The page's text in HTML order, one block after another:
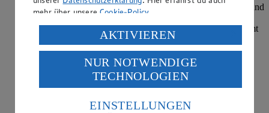
Sie müssen Kohlrabi nur schälen, wenn die Haut sehr fest und
Gemüse nur sorgfältig zu waschen und können es dann samt
Schale verzehren. Kohlrabi schmeckt sowohl roh als auch
gekocht. Das vie…
Wie viel Vitamin C liefern Orangen?
mehr über unsereCookie-Policy.
Verarbeitung deiner personenbezogenen Daten in den
USA durch Facebook und YouTube:
Wenn du auf „Aktivieren“ klickst, willigst du im Sinne
des Art. 49 Abs. 1 Satz 1 lit. a) DSGVO ein, dass deine
Daten in den USA verarbeitet werden. Der EuGH sieht
die USA als Land mit einem nach europäischen
AKTIVIEREN
NUR NOTWENDIGE
TECHNOLOGIEN
EINSTELLUNGEN